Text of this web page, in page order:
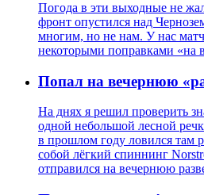
Погода в эти выходные не
фронт опустился над
многим, но не нам. У нас матч
некоторыми поправками «на
Попал на вечернюю
На днях я решил проверить
одной небольшой лесной
в прошлом году ловился там
собой лёгкий спиннинг
отправился на вечернюю